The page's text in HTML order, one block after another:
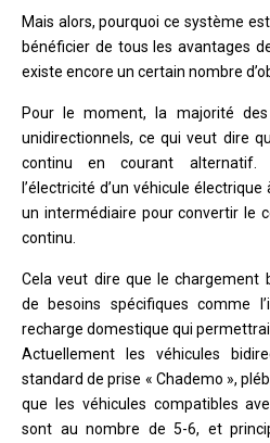
Mais alors, pourquoi ce système
bénéficier de tous les avantages
existe encore un certain nombre
Pour le moment, la majorité
unidirectionnels, ce qui veut dire
continu en courant alternatif.
l’électricité d’un véhicule
un intermédiaire pour convertir le
continu.
Cela veut dire que le chargement
de besoins spécifiques comme
recharge domestique qui
Actuellement les véhicules
standard de prise « Chademo »,
que les véhicules compatibles
sont au nombre de 5-6, et